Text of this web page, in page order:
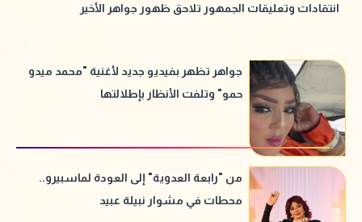
انتقادات وتعليقات الجمهور تلاحق ظهور جواهر الأخير
جواهر تظهر بفيديو جديد لأغنية "محمد ميدو
حمو" وتلفت الأنظار بإطلالتها
من "رابعة العدوية" إلى العودة لماسبيرو..
محطات في مشوار نبيلة عبيد